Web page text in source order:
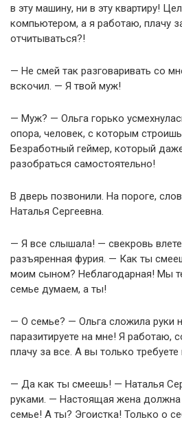
в эту машину, ни в эту квартиру!
компьютером, а я работаю, плачу
отчитываться?!
— Не смей так разговаривать со
вскочил. — Я твой муж!
— Муж? — Ольга горько
опора, человек, с которым
Безработный геймер, который
разобраться самостоятельно!
В дверь позвонили. На пороге,
Наталья Сергеевна.
— Я все слышала! — свекровь
разъяренная фурия. — Как ты
моим сыном? Неблагодарная! Мы
семье думаем, а ты!
— О семье? — Ольга сложила руки
паразитируете на мне! Я работаю,
плачу за все. А вы только требуете
— Да как ты смеешь! — Наталья
руками. — Настоящая жена должна
семье! А ты? Эгоистка! Только о